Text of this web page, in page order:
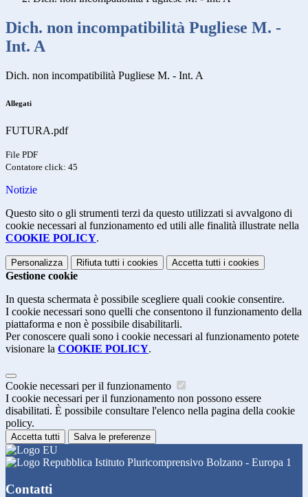
Dich. non incompatibilità Pugliese M. -
Int. A
Dich. non incompatibilità Pugliese M. - Int. A
Allegati
FUTURA.pdf
File PDF
Contatore click: 45
Notizie
Questo sito o gli strumenti terzi da questo utilizzati si avvalgono di
cookie necessari al funzionamento ed utili alle finalità illustrate nella
COOKIE POLICY.
Personalizza Rifiuta tutti i cookies Accetta tutti i cookies
Gestione cookie
In questa schermata è possibile scegliere quali cookie consentire.
I cookie necessari sono quelli che consentono il funzionamento della
piattaforma e non è possibile disabilitarli.
Per conoscere quali sono i cookie necessari al funzionamento potete
visionare la COOKIE POLICY.
Cookie necessari per il funzionamento
I cookie necessari per il funzionamento non possono essere
disabilitati. È possibile consultare l'elenco nella pagina della cookie
policy.
Accetta tutti Salva le preferenze
Istituto Pluricomprensivo Bolzano - Europa 1
Contatti